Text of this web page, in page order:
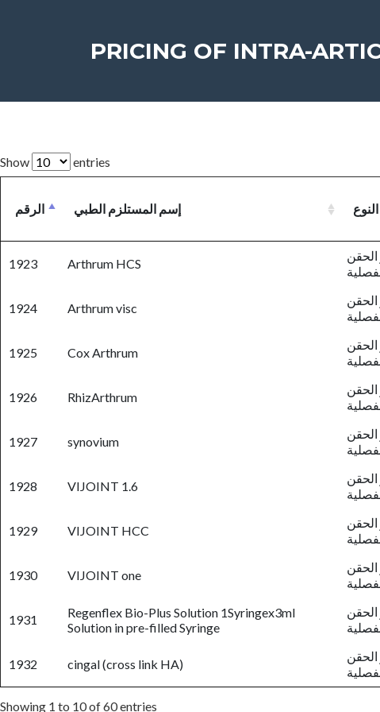
Show entries
الرقم إسم المستلزم الطبي النوع
1923 Arthrum HCS
1924 Arthrum visc
1925 Cox Arthrum
1926 RhizArthrum
1927 synovium
1928 VIJOINT 1.6
1929 VIJOINT HCC
1930 VIJOINT one
1931
Regenflex Bio-Plus Solution 1Syringex3ml
Solution in pre-filled Syringe
1932 cingal (cross link HA)
Showing 1 to 10 of 60 entries